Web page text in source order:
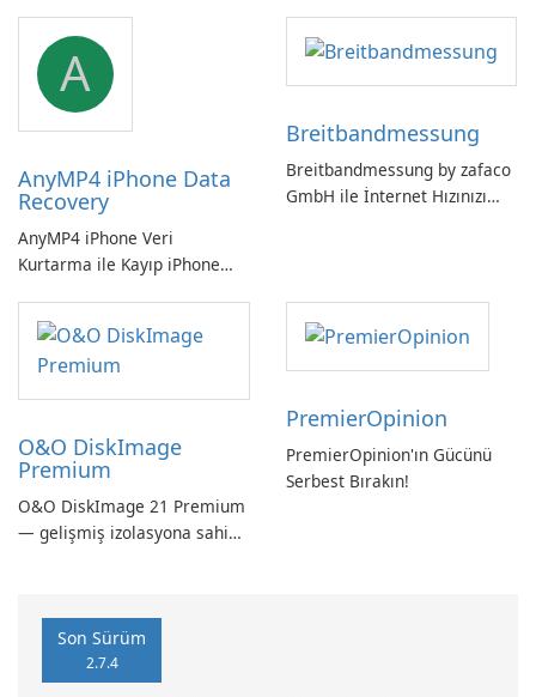
Linux ve Windows
ortamlarının sorunsuz
entegrasyonu için
A
AnyMP4 iPhone Data
Recovery
AnyMP4 iPhone Veri
Kurtarma ile Kayıp iPhone
Breitbandmessung
Breitbandmessung by zafaco
GmbH ile İnternet Hızınızı
O&O DiskImage
Premium
O&O DiskImage 21 Premium
— gelişmiş izolasyona sahip
PremierOpinion
PremierOpinion'ın Gücünü
Serbest Bırakın!
Son Sürüm
2.7.4